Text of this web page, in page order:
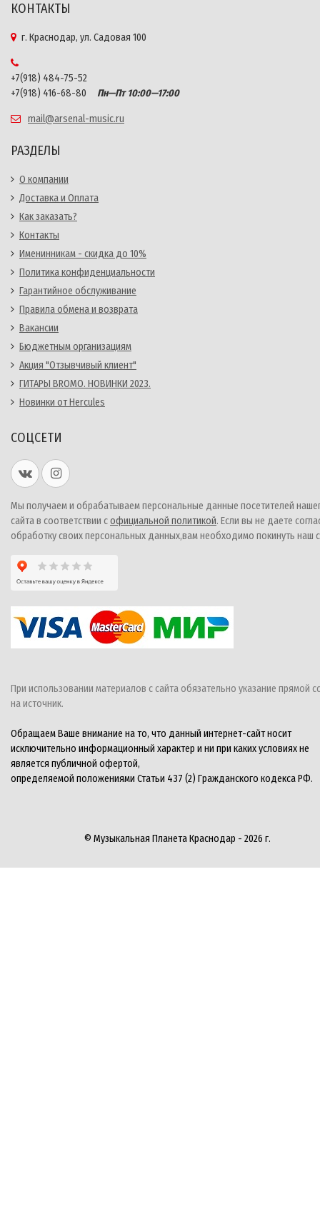
КОНТАКТЫ
г. Краснодар, ул. Садовая 100
+7(918) 484-75-52
+7(918) 416-68-80
Пн—Пт 10:00—17:00
mail@arsenal-music.ru
РАЗДЕЛЫ
О компании
Доставка и Оплата
Как заказать?
Контакты
Именинникам - скидка до 10%
Политика конфиденциальности
Гарантийное обслуживание
Правила обмена и возврата
Вакансии
Бюджетным организациям
Акция "Отзывчивый клиент"
ГИТАРЫ BROMO. НОВИНКИ 2023.
Новинки от Hercules
СОЦСЕТИ
Мы получаем и обрабатываем персональные данные посетителей
сайта в соответствии софициальной политикой. Если вы не даете
обработку своих персональных данных,вам необходимо покинуть наш
При использовании материалов с сайта обязательно указание прямой
на источник.
Обращаем Ваше внимание на то, что данный интернет-сайт носит
исключительно информационный характер и ни при каких условиях не
является публичной офертой,
определяемой положениями Статьи 437 (2) Гражданского кодекса РФ.
© Музыкальная Планета Краснодар - 2026 г.